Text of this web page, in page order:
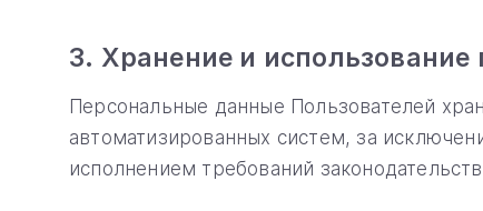
3. Хранение и
Персональные данные Пользователей
автоматизированных систем, за
исполнением требований